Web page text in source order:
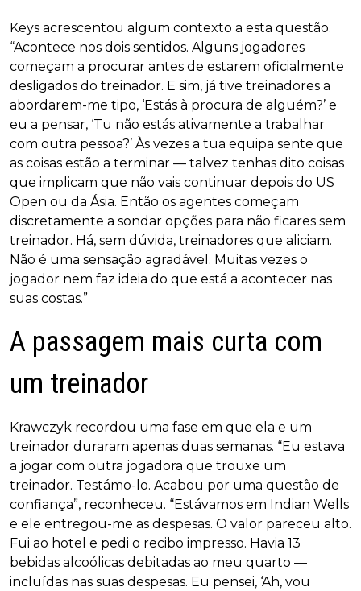
Keys acrescentou algum contexto a esta questão.
“Acontece nos dois sentidos. Alguns jogadores
começam a procurar antes de estarem oficialmente
desligados do treinador. E sim, já tive treinadores a
abordarem-me tipo, ‘Estás à procura de alguém?’ e
eu a pensar, ‘Tu não estás ativamente a trabalhar
com outra pessoa?’ Às vezes a tua equipa sente que
as coisas estão a terminar — talvez tenhas dito coisas
que implicam que não vais continuar depois do US
Open ou da Ásia. Então os agentes começam
discretamente a sondar opções para não ficares sem
treinador. Há, sem dúvida, treinadores que aliciam.
Não é uma sensação agradável. Muitas vezes o
jogador nem faz ideia do que está a acontecer nas
suas costas.”
A passagem mais curta com
um treinador
Krawczyk recordou uma fase em que ela e um
treinador duraram apenas duas semanas. “Eu estava
a jogar com outra jogadora que trouxe um
treinador. Testámo-lo. Acabou por uma questão de
confiança”, reconheceu. “Estávamos em Indian Wells
e ele entregou-me as despesas. O valor pareceu alto.
Fui ao hotel e pedi o recibo impresso. Havia 13
bebidas alcoólicas debitadas ao meu quarto —
incluídas nas suas despesas. Eu pensei, ‘Ah, vou